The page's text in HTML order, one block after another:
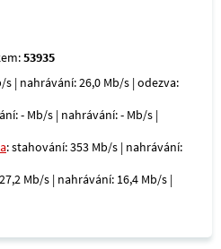
53935
s | nahrávání: 26,0 Mb/s | odezva:
- Mb/s | nahrávání: - Mb/s |
: stahování: 353 Mb/s | nahrávání:
Mb/s | nahrávání: 16,4 Mb/s |